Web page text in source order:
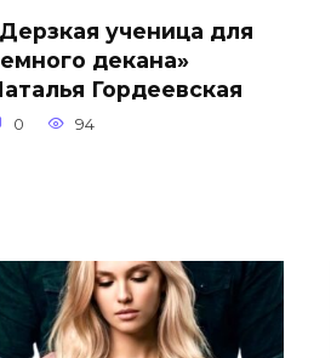
ученица для
декана»
Гордеевская
0 94